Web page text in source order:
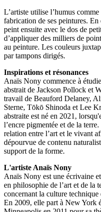
L’artiste utilise l’humus
fabrication de ses peintures. En
peint ensuite avec le dos de
d’appliquer des milliers de
au peinture. Les couleurs
par tampons dirigés.
Inspirations et résonances
Anaïs Nony commence à
abstrait de Jackson Pollock et
travail de Beauford Delaney,
Sterne, Tōkō Shinoda et Lee
abstraite est né en 2021,
l’encre pigmentée et de la
relation entre l’art et le vivant
dépourvue de contenu
support de la forme.
L'artiste Anaïs Nony
Anaïs Nony est une écrivaine
en philosophie de l’art et de la
concernant la culture
En 2009, elle part à New York